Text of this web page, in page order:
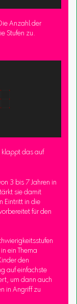
Anzahl der
Stufen zu.
klappt das auf
3 bis 7 Jahren in
sie damit
Eintritt in die
für den
ein Thema
den
auf einfachste
um dann auch
in Angriff zu